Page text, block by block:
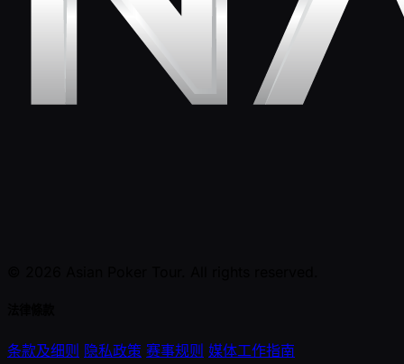
条款及细则 隐私政策 赛事规则 媒体工作指南